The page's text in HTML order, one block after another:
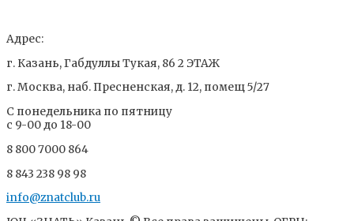
Адрес:
г. Казань, Габдуллы Тукая, 86 2 ЭТАЖ
г. Москва, наб. Пресненская, д. 12, помещ 5/27
С понедельника по пятницу
с 9-00 до 18-00
8 800 7000 864
8 843 238 98 98
info@znatclub.ru